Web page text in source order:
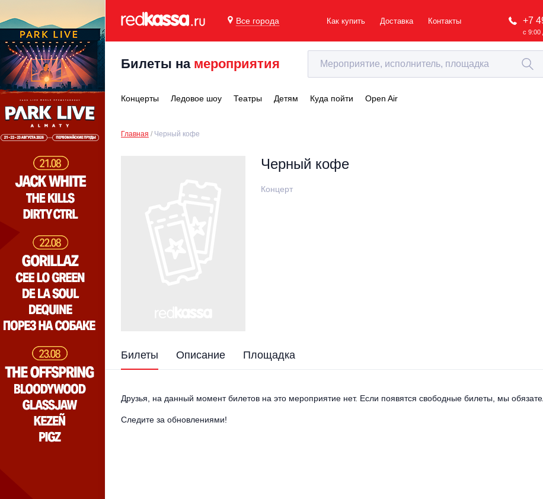
Все города Как купить Доставка Контакты +7
с 9:00
Билеты на мероприятия
Концерты Ледовое шоу Театры Детям Куда пойти Open Air
Главная Черный кофе
Черный кофе
Концерт
Билеты Описание Площадка
Друзья, на данный момент билетов на это мероприятие нет. Если появятся свободные билеты, мы
Следите за обновлениями!